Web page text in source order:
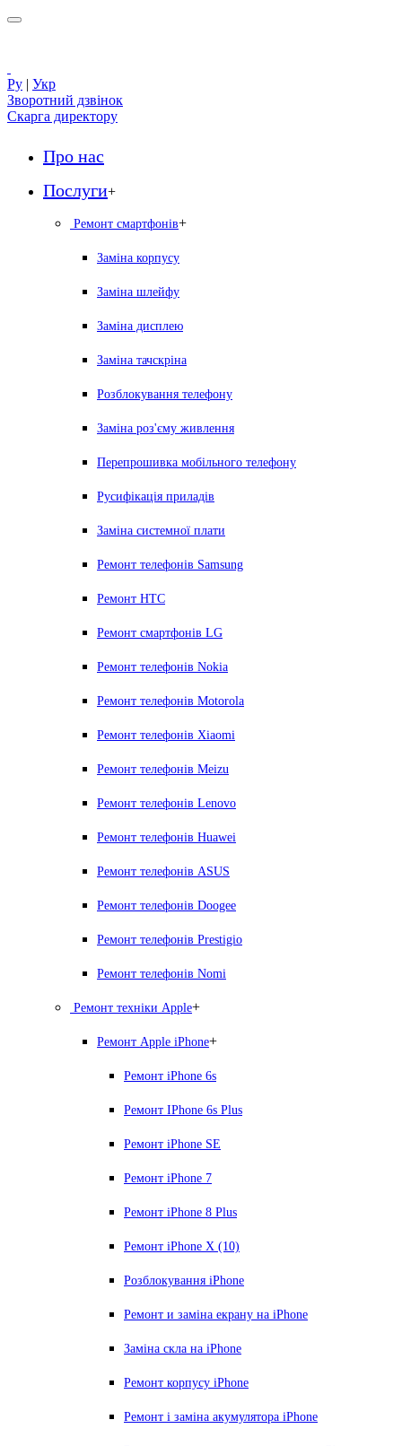
Ру | Укр
Зворотний дзвінок
Скарга директору
Про нас
Послуги+
Ремонт смартфонів+
Заміна корпусу
Заміна шлейфу
Заміна дисплею
Заміна тачскріна
Розблокування телефону
Заміна роз'єму живлення
Перепрошивка мобільного телефону
Русифікація приладів
Заміна системної плати
Ремонт телефонів Samsung
Ремонт HTC
Ремонт смартфонів LG
Ремонт телефонів Nokia
Ремонт телефонів Motorola
Ремонт телефонів Xiaomi
Ремонт телефонів Meizu
Ремонт телефонів Lenovo
Ремонт телефонів Huawei
Ремонт телефонів ASUS
Ремонт телефонів Doogee
Ремонт телефонів Prestigio
Ремонт телефонів Nomi
Ремонт техніки Apple+
Ремонт Apple iPhone+
Ремонт iPhone 6s
Ремонт IPhone 6s Plus
Ремонт iPhone SE
Ремонт iPhone 7
Ремонт iPhone 8 Plus
Ремонт iPhone X (10)
Розблокування iPhone
Ремонт и заміна екрану на iPhone
Заміна скла на iPhone
Ремонт корпусу iPhone
Ремонт і заміна акумулятора iPhone